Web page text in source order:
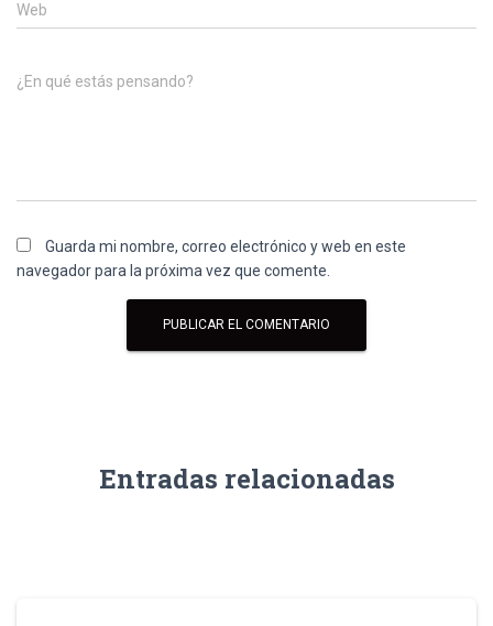
Web
¿En qué estás pensando?
Guarda mi nombre, correo electrónico y web en este
navegador para la próxima vez que comente.
Entradas relacionadas